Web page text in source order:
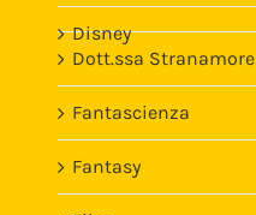
Disney
Dott.ssa Stranamore
Fantascienza
Fantasy